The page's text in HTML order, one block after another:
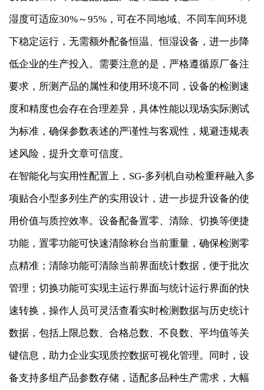
湿度可适应30%～95%，可在不同地域、不同车间环境
下稳定运行，无需额外配备恒温、恒湿设备，进一步降
低企业的生产投入。需要注意的是，严格遵循原厂备注
要求，所测产品的属性和使用环境不同，设备的检测速
度和精度也会存在合理差异，具体性能以现场实际测试
为标准，确保参数表述的严谨性与客观性，规避违规表
述风险，提升文章可信度。
在智能化与实用性配置上，SG-多列机自动检重秤融入多
项贴合小型多列生产的实用设计，进一步提升设备的使
用价值与质控效率。设备配备置零、清除、切换等便捷
功能，置零功能可快速清除称台当前重量，确保检测零
点精准；清除功能可清除当前界面统计数据，便于批次
管理；切换功能可实现主运行界面与统计运行界面的快
速转换，操作人员可灵活查看实时检测数据与历史统计
数据，包括上限总数、合格总数、不良数、平均值等关
键信息，助力企业实现质控数据可视化管理。同时，设
备支持多组产品参数存储，适配多品种生产需求，大幅